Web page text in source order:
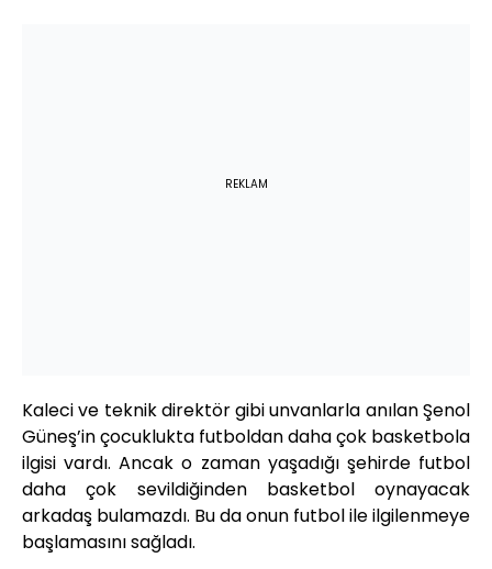
REKLAM
Kaleci ve teknik direktör gibi unvanlarla anılan Şenol
Güneş’in çocuklukta futboldan daha çok basketbola
ilgisi vardı. Ancak o zaman yaşadığı şehirde futbol
daha çok sevildiğinden basketbol oynayacak
arkadaş bulamazdı. Bu da onun futbol ile ilgilenmeye
başlamasını sağladı.